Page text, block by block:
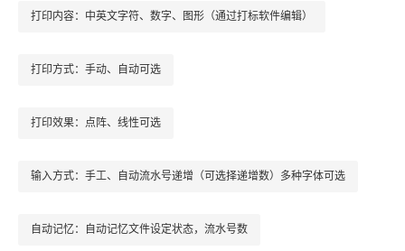
打印内容：中英文字符、数字、图形（通过打标软件编辑）
打印方式：手动、自动可选
打印效果：点阵、线性可选
输入方式：手工、自动流水号递增（可选择递增数）多种字体可选
自动记忆：自动记忆文件设定状态，流水号数